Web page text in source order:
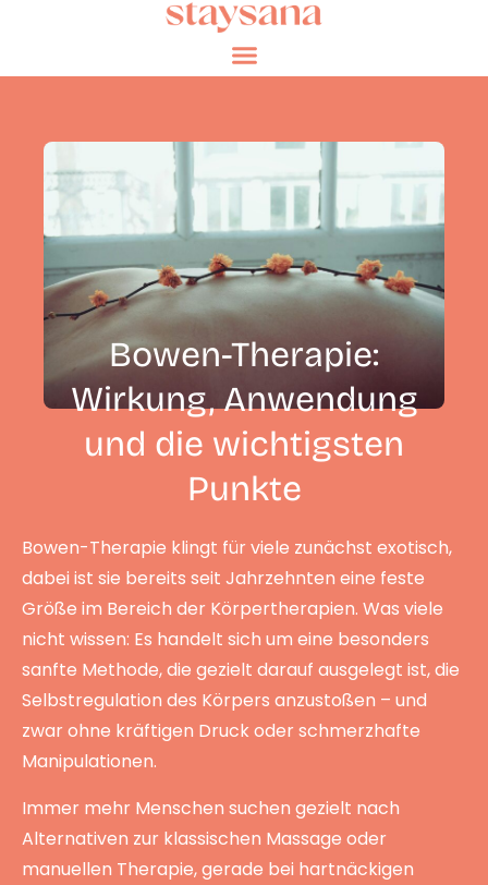
Bowen-Therapie:
Wirkung, Anwendung
und die wichtigsten
Punkte
Bowen-Therapie klingt für viele zunächst exotisch,
dabei ist sie bereits seit Jahrzehnten eine feste
Größe im Bereich der Körpertherapien. Was viele
nicht wissen: Es handelt sich um eine besonders
sanfte Methode, die gezielt darauf ausgelegt ist, die
Selbstregulation des Körpers anzustoßen – und
zwar ohne kräftigen Druck oder schmerzhafte
Manipulationen.
Immer mehr Menschen suchen gezielt nach
Alternativen zur klassischen Massage oder
manuellen Therapie, gerade bei hartnäckigen